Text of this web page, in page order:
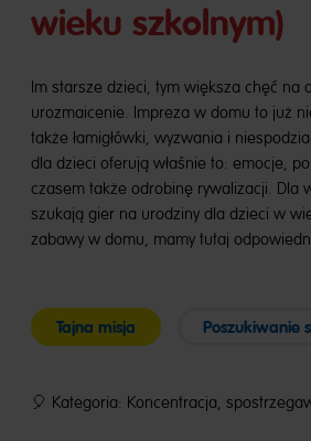
wieku szkolnym)
Im starsze dzieci, tym większa chęć na
urozmaicenie. Impreza w domu to już
także łamigłówki, wyzwania i
dla dzieci oferują właśnie to: emocje,
czasem także odrobinę rywalizacji. Dla
szukają gier na urodziny dla dzieci w
zabawy w domu, mamy tutaj
Tajna misja Poszukiwanie
🎈 Kategoria: Koncentracja,